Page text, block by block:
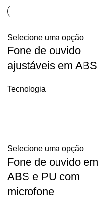
Selecione uma opção
Fone de ouvido
ajustáveis em ABS
Tecnologia
Selecione uma opção
Fone de ouvido em
ABS e PU com
microfone